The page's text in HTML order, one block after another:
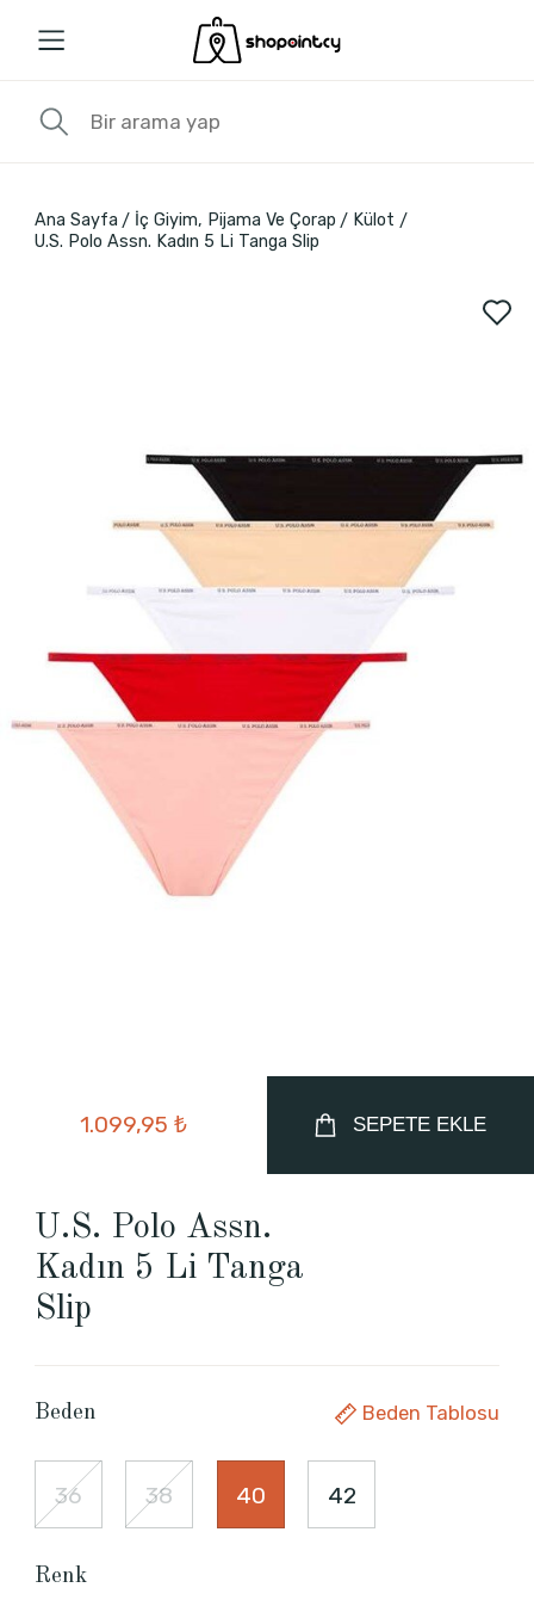
Ana Sayfa İç Giyim, Pijama Ve Çorap
Külot
U.S. Polo Assn. Kadın 5 Li Tanga Slip
1.099,95 ₺ SEPETE EKLE
U.S. Polo Assn.
Kadın 5 Li Tanga
Slip
Beden Beden Tablosu
36 38 40 42
Renk